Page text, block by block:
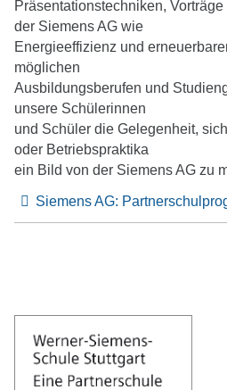
Präsentationstechniken,
der Siemens AG wie
Energieeffizienz und
möglichen
Ausbildungsberufen und
unsere Schülerinnen
und Schüler die Gelegenheit,
oder Betriebspraktika
ein Bild von der Siemens AG zu
Siemens AG: